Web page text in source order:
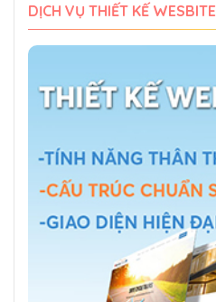
DỊCH VỤ THIẾT KẾ WESBITE